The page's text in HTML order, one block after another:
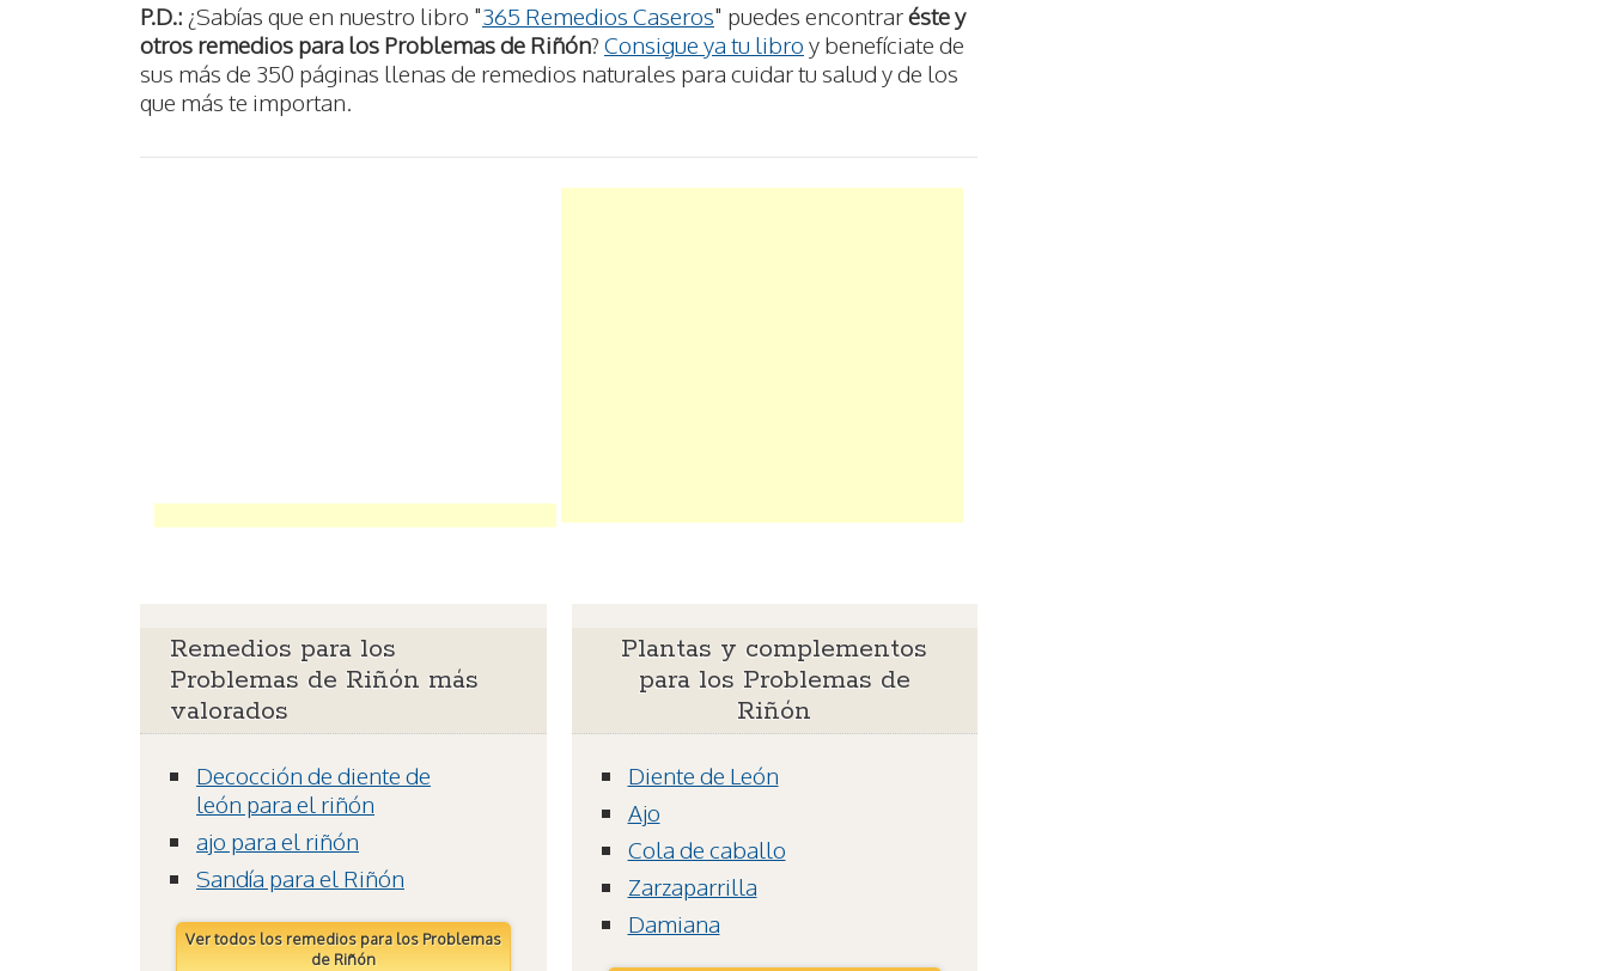
P.D.: ¿Sabías que en nuestro libro "365 Remedios Caseros" puedes encontraréste y
otros remedios para los Problemas de Riñón? Consigue ya tu libro y benefíciate de
sus más de 350 páginas llenas de remedios naturales para cuidar tu salud y de los
que más te importan.
Remedios para los
Problemas de Riñón más
valorados
Decocción de diente de
león para el riñón
ajo para el riñón
Sandía para el Riñón
Ver todos los remedios para los Problemas
de Riñón
Plantas y complementos
para los Problemas de
Riñón
Diente de León
Ajo
Cola de caballo
Zarzaparrilla
Damiana